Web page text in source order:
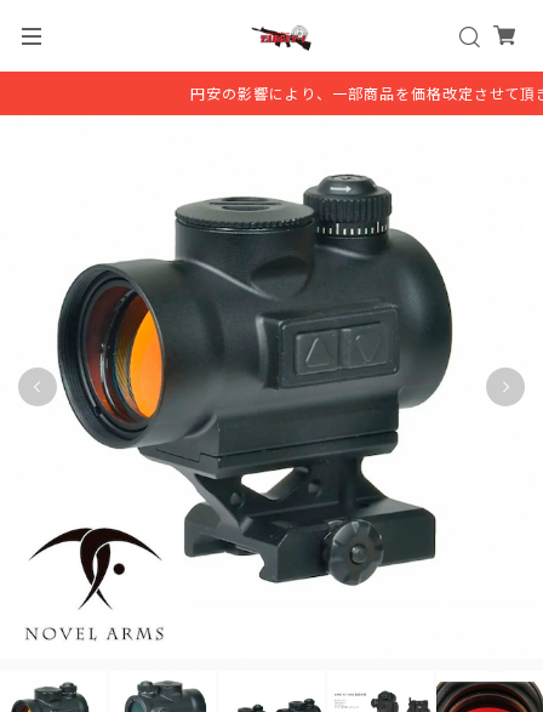
円安の影響により、一部商品を価格改定させて頂き